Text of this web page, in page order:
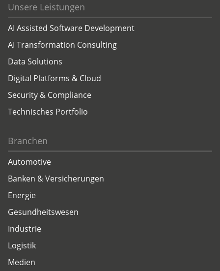
Unsere Leistungen
AI Assisted Software Development
AI Transformation Consulting
Data Solutions
Digital Platforms & Cloud
Security & Compliance
Technisches Portfolio
Branchen
Automotive
Banken & Versicherungen
Energie
Gesundheitswesen
Industrie
Logistik
Medien